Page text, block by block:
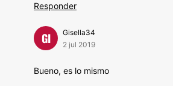
Responder
GI
Gisella34
2 jul 2019
Bueno, es lo mismo